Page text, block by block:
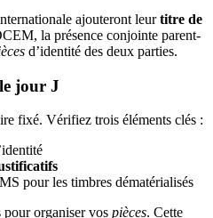
ajouteront leurtitre de
la présence conjointe parent-
d’identité des deux parties.
jour J
fixé. Vérifiez trois éléments clés :
pour les timbres dématérialisés
organiser vos pièces. Cette